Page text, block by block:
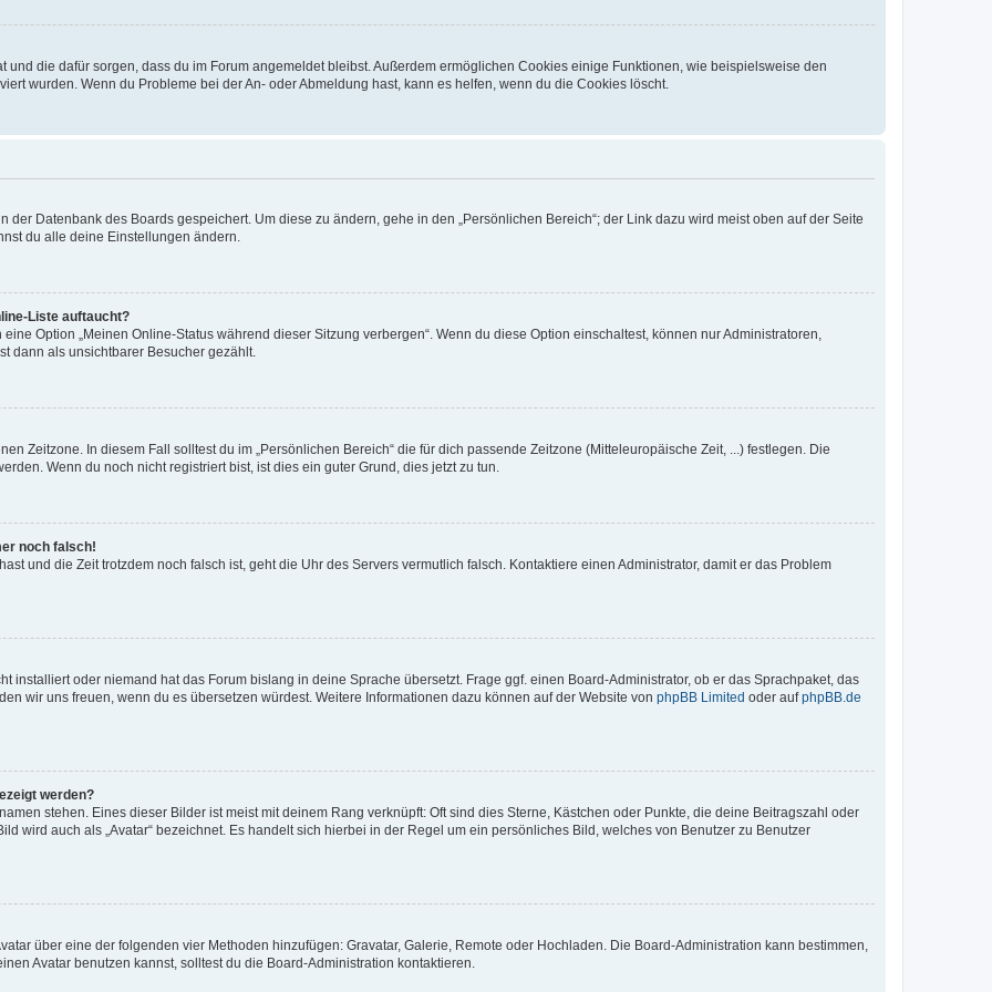
und die dafür sorgen, dass du im Forum angemeldet bleibst. Außerdem ermöglichen Cookies einige Funktionen, wie beispielsweise den
wurden. Wenn du Probleme bei der An- oder Abmeldung hast, kann es helfen, wenn du die Cookies löscht.
Datenbank des Boards gespeichert. Um diese zu ändern, gehe in den „Persönlichen Bereich“; der Link dazu wird meist oben auf der Seite
du alle deine Einstellungen ändern.
Liste auftaucht?
Option „Meinen Online-Status während dieser Sitzung verbergen“. Wenn du diese Option einschaltest, können nur Administratoren,
dann als unsichtbarer Besucher gezählt.
Zeitzone. In diesem Fall solltest du im „Persönlichen Bereich“ die für dich passende Zeitzone (Mitteleuropäische Zeit, ...) festlegen. Die
Wenn du noch nicht registriert bist, ist dies ein guter Grund, dies jetzt zu tun.
noch falsch!
und die Zeit trotzdem noch falsch ist, geht die Uhr des Servers vermutlich falsch. Kontaktiere einen Administrator, damit er das Problem
installiert oder niemand hat das Forum bislang in deine Sprache übersetzt. Frage ggf. einen Board-Administrator, ob er das Sprachpaket, das
wir uns freuen, wenn du es übersetzen würdest. Weitere Informationen dazu können auf der Website von phpBB Limited oder aufphpBB.de
werden?
stehen. Eines dieser Bilder ist meist mit deinem Rang verknüpft: Oft sind dies Sterne, Kästchen oder Punkte, die deine Beitragszahl oder
wird auch als „Avatar“ bezeichnet. Es handelt sich hierbei in der Regel um ein persönliches Bild, welches von Benutzer zu Benutzer
über eine der folgenden vier Methoden hinzufügen: Gravatar, Galerie, Remote oder Hochladen. Die Board-Administration kann bestimmen,
Avatar benutzen kannst, solltest du die Board-Administration kontaktieren.